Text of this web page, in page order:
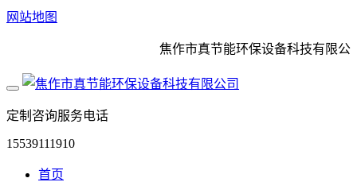
网站地图
焦作市真节能环保设备科技有限公
定制咨询服务电话
15539111910
首页